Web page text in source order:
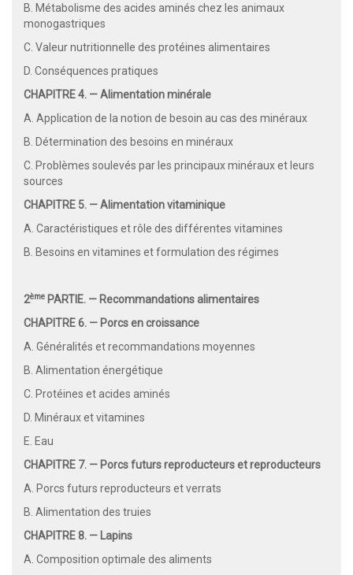
B. Métabolisme des acides aminés chez les animaux
monogastriques
C. Valeur nutritionnelle des protéines alimentaires
D. Conséquences pratiques
CHAPITRE 4. — Alimentation minérale
A. Application de la notion de besoin au cas des minéraux
B. Détermination des besoins en minéraux
C. Problèmes soulevés par les principaux minéraux et leurs
sources
CHAPITRE 5. — Alimentation vitaminique
A. Caractéristiques et rôle des différentes vitamines
B. Besoins en vitamines et formulation des régimes
2ème PARTIE. — Recommandations alimentaires
CHAPITRE 6. — Porcs en croissance
A. Généralités et recommandations moyennes
B. Alimentation énergétique
C. Protéines et acides aminés
D. Minéraux et vitamines
E. Eau
CHAPITRE 7. — Porcs futurs reproducteurs et reproducteurs
A. Porcs futurs reproducteurs et verrats
B. Alimentation des truies
CHAPITRE 8. — Lapins
A. Composition optimale des aliments